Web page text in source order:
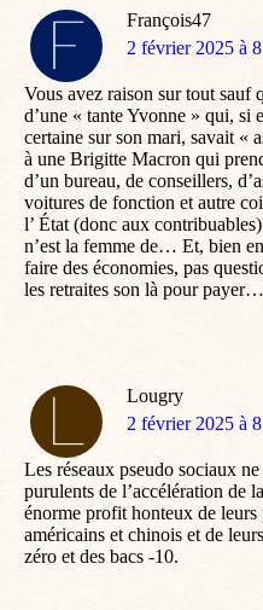
François47
dit
2 février 2025 à
Vous avez raison sur tout sauf
d’une « tante Yvonne » qui, si
certaine sur son mari, savait «
à une Brigitte Macron qui
d’un bureau, de conseillers,
voitures de fonction et autre
l’ État (donc aux
n’est la femme de… Et, bien
faire des économies, pas
les retraites son là pour payer…
Lougry
dit
2 février 2025 à
Les réseaux pseudo sociaux
purulents de l’accélération de
énorme profit honteux de
américains et chinois et de
zéro et des bacs -10.